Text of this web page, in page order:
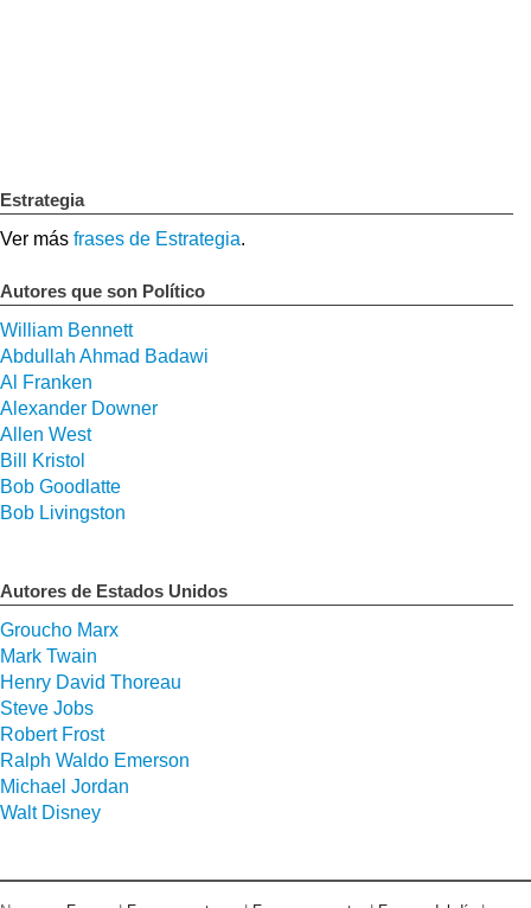
Estrategia
Ver más frases de Estrategia.
Autores que son Político
William Bennett
Abdullah Ahmad Badawi
Al Franken
Alexander Downer
Allen West
Bill Kristol
Bob Goodlatte
Bob Livingston
Autores de Estados Unidos
Groucho Marx
Mark Twain
Henry David Thoreau
Steve Jobs
Robert Frost
Ralph Waldo Emerson
Michael Jordan
Walt Disney